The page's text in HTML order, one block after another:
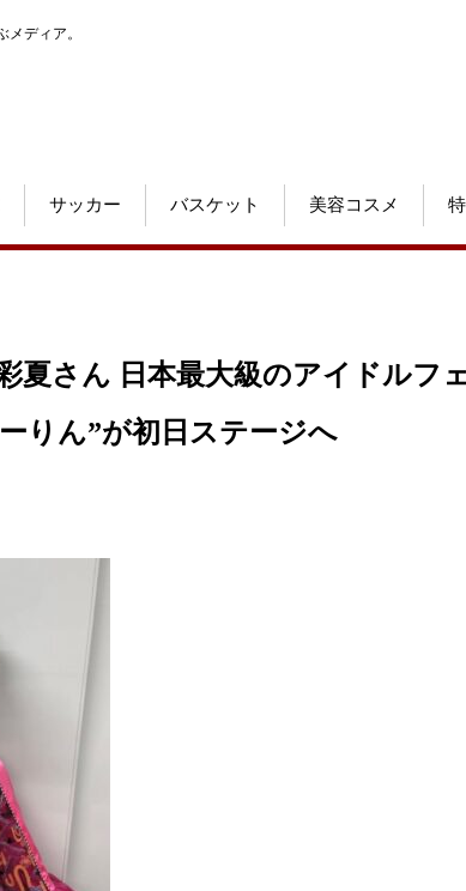
ディア。
サッカー バスケット 美容コスメ
夏さん 日本最大級のアイドルフ
りん”が初日ステージへ